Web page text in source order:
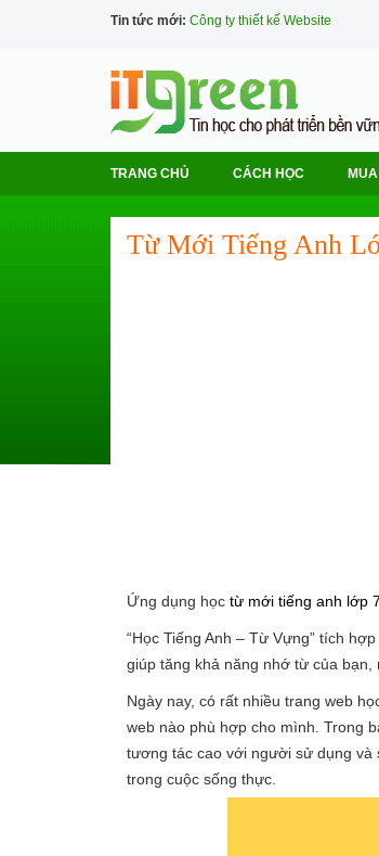
Tin tức mới: Công ty thiết kế Website
TRANG CHỦ CÁCH HỌC
Từ Mới Tiếng Anh
Ứng dụng học từ mới tiếng anh lớp
“Học Tiếng Anh – Từ Vựng” tích
giúp tăng khả năng nhớ từ của
Ngày nay, có rất nhiều trang web
web nào phù hợp cho mình. Trong
tương tác cao với người sử dụng và
trong cuộc sống thực.